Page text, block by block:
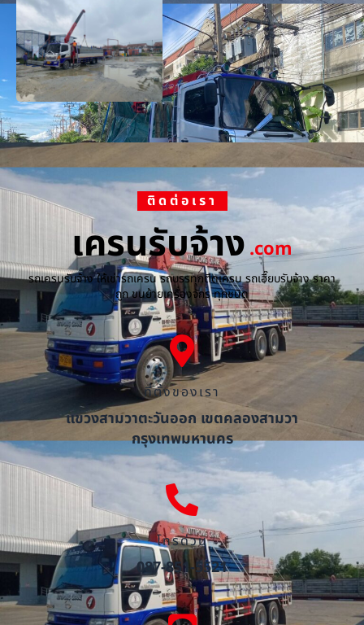
ติดต่อเรา
เครนรับจ้าง.com
รถเครนรับจ้าง ให้เช่ารถเครน รถบรรทุกติดเครน รถเฮี๊ยบรับจ้าง ราคา
ถูก ขนย้ายเครื่องจักร ทุกชนิด
ที่ตั้งของเรา
แขวงสามวาตะวันออก เขตคลองสามวา
กรุงเทพมหานคร
โทรด่วน
087-851-5521